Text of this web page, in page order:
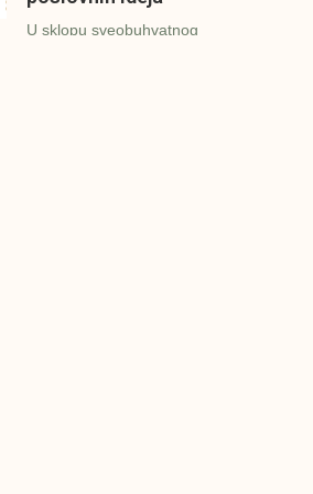
U sklopu sveobuhvatnog